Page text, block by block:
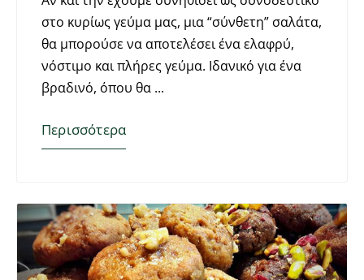
στο κυρίως γεύμα μας, μια “σύνθετη” σαλάτα,
θα μπορούσε να αποτελέσει ένα ελαφρύ,
νόστιμο και πλήρες γεύμα. Ιδανικό για ένα
βραδινό, όπου θα
Περισσότερα